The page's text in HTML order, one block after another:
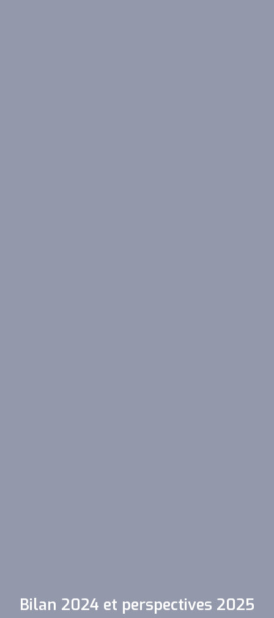
Bilan 2024 et perspectives 2025